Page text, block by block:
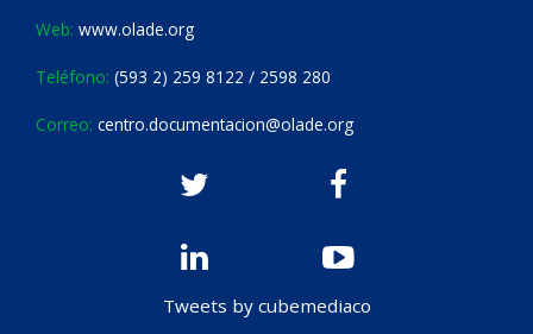
Web: www.olade.org
Teléfono: (593 2) 259 8122 / 2598 280
Correo: centro.documentacion@olade.org
Tweets by cubemediaco